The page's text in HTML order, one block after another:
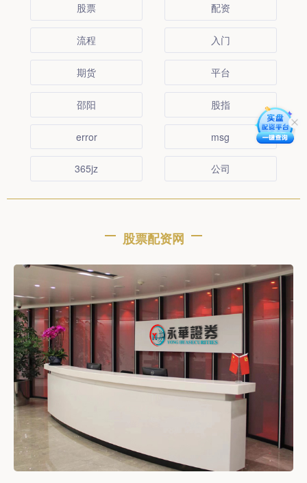
股票 配资
流程 入门
期货 平台
邵阳 股指
error msg
365jz 公司
股票配资网